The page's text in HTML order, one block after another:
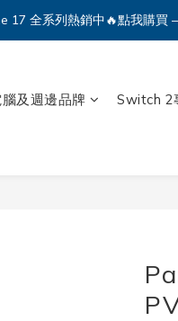
17 全系列熱銷中🔥點我購買
Q哥 Line 新好友領優惠券！🎫
腦及週邊品牌 Switch 2